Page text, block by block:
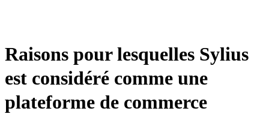
Raisons pour lesquelles Sylius
est considéré comme une
plateforme de commerce